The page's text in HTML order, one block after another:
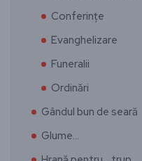
Conferințe
Evanghelizare
Funeralii
Ordinări
Gândul bun de seară
Glume…